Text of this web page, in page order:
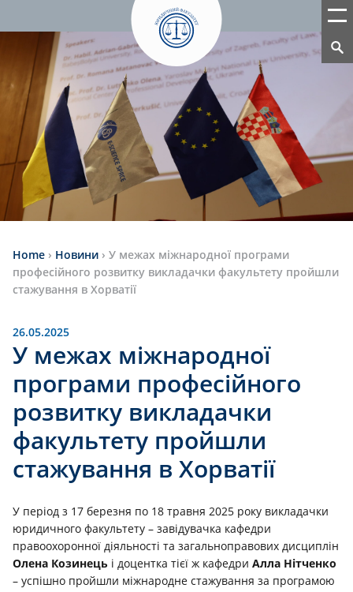
Home › Новини › У межах міжнародної програми
професійного розвитку викладачки факультету пройшли
стажування в Хорватії
26.05.2025
У межах міжнародної
програми професійного
розвитку викладачки
факультету пройшли
стажування в Хорватії
У період з 17 березня по 18 травня 2025 року викладачки
юридичного факультету – завідувачка кафедри
правоохоронної діяльності та загальноправових дисциплін
Олена Козинець і доцентка тієї ж кафедри Алла Нітченко
– успішно пройшли міжнародне стажування за програмою